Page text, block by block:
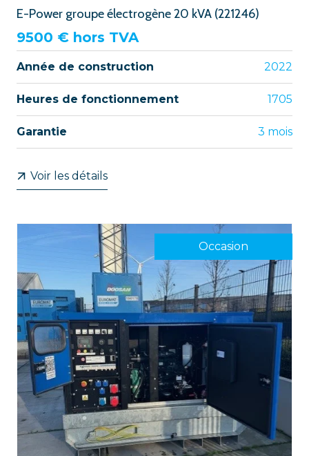
E-Power groupe électrogène 20 kVA (221246)
9500 € hors TVA
Année de construction 2022
Heures de fonctionnement 1705
Garantie 3 mois
Voir les détails
Occasion